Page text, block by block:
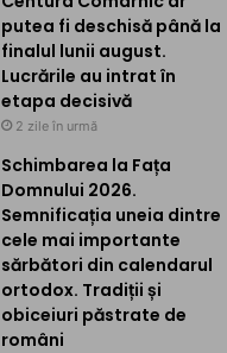
putea fi deschisă până la
finalul lunii august.
Lucrările au intrat în
etapa decisivă
2 zile în urmă
Schimbarea la Fața
Domnului 2026.
Semnificația uneia dintre
cele mai importante
sărbători din calendarul
ortodox. Tradiții și
obiceiuri păstrate de
români